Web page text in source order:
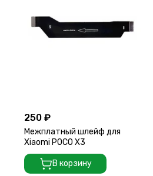
250 ₽
Межплатный шлейф для
Xiaomi POCO X3
В корзину